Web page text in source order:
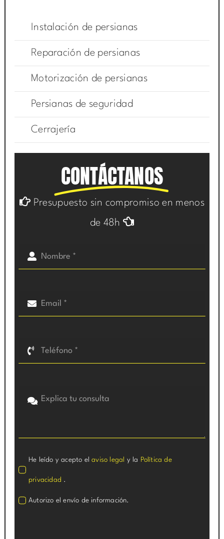
Instalación de persianas
Reparación de persianas
Motorización de persianas
Persianas de seguridad
Cerrajería
CONTÁCTANOS
Presupuesto sin compromiso en menos
de 48h
He leído y acepto elaviso legal y la Política de
privacidad .
Autorizo el envío de información.